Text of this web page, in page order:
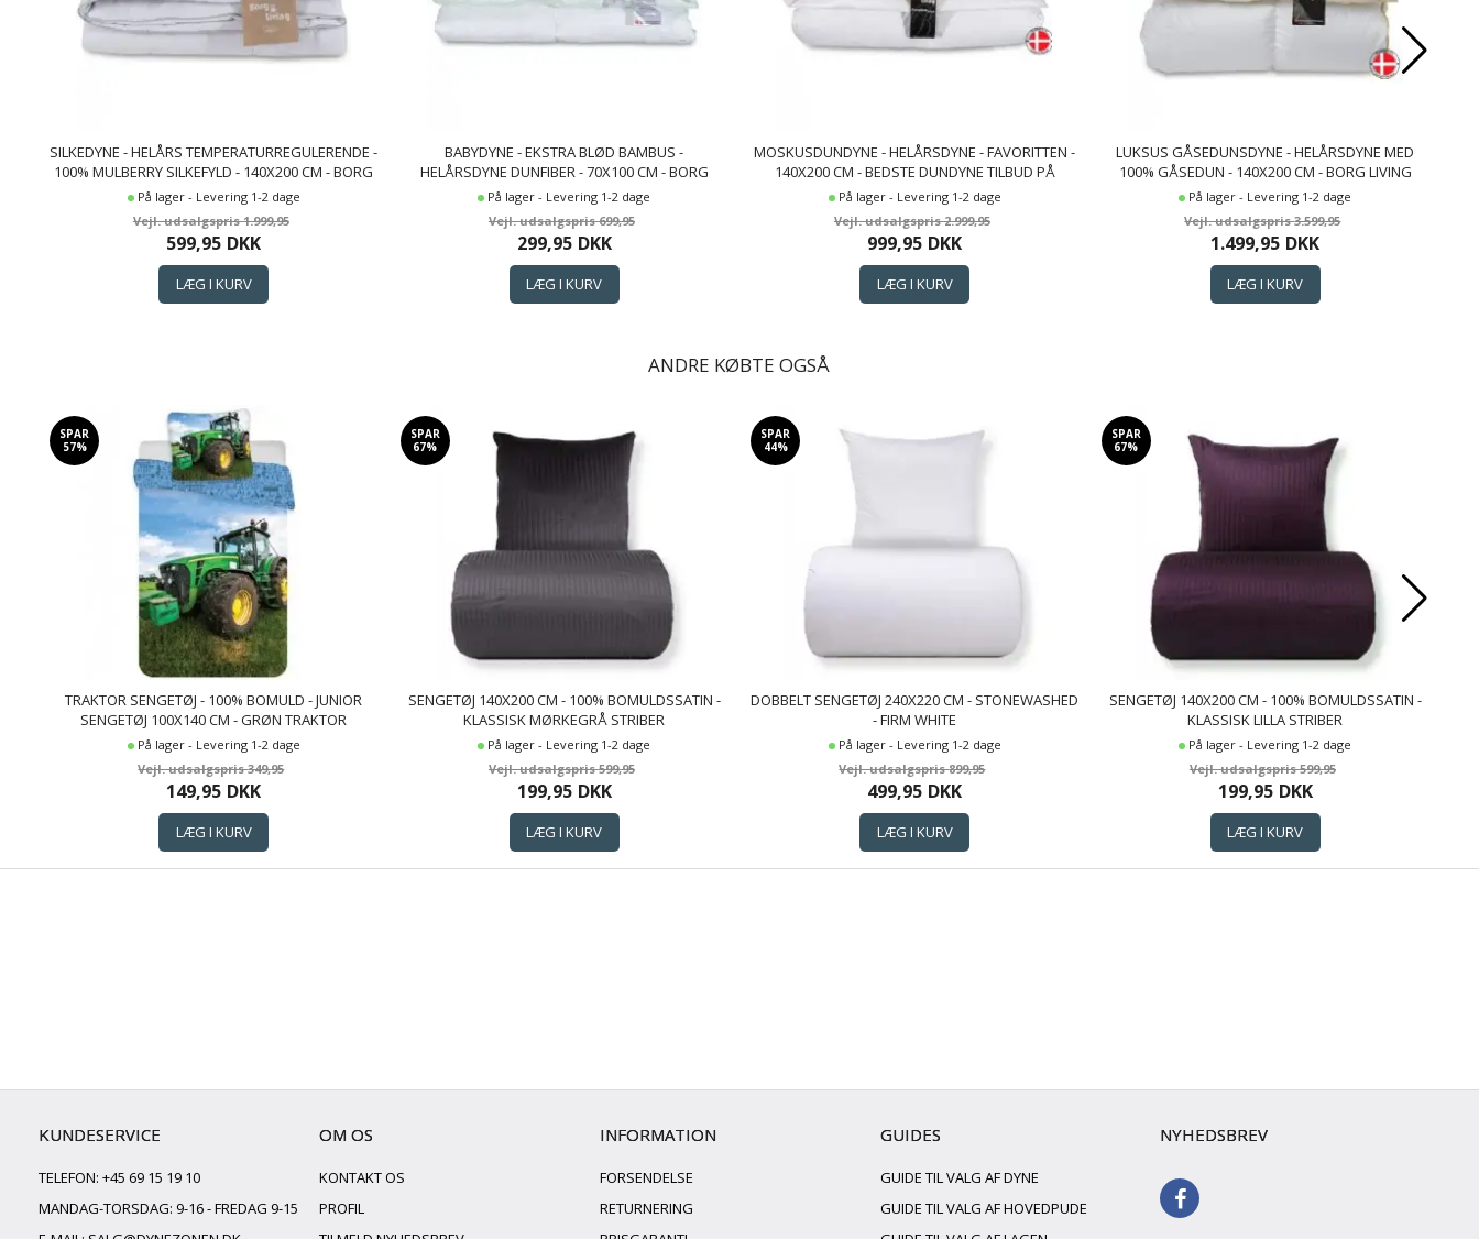
SILKEDYNE - HELÅRS TEMPERATURREGULERENDE -
100% MULBERRY SILKEFYLD - 140X200 CM - BORG
LIVING
På lager - Levering 1-2 dage
1.999,95
599,95 DKK
BABYDYNE - EKSTRA BLØD BAMBUS -
HELÅRSDYNE DUNFIBER - 70X100 CM - BORG
LIVING
På lager - Levering 1-2 dage
699,95
299,95 DKK
MOSKUSDUNDYNE - HELÅRSDYNE - FAVORITTEN -
140X200 CM - BEDSTE DUNDYNE TILBUD PÅ
MOSKUSDUN
På lager - Levering 1-2 dage
2.999,95
999,95 DKK
LUKSUS GÅSEDUNSDYNE - HELÅRSDYNE MED
100% GÅSEDUN - 140X200 CM - BORG LIVING
GULDDYNEN
På lager - Levering 1-2 dage
3.599,95
1.499,95 DKK
ANDRE KØBTE OGSÅ
SPAR
57%
TRAKTOR SENGETØJ - 100% BOMULD - JUNIOR
SENGETØJ 100X140 CM - GRØN TRAKTOR
På lager - Levering 1-2 dage
349,95
149,95 DKK
SPAR
67%
SENGETØJ 140X200 CM - 100% BOMULDSSATIN -
KLASSISK MØRKEGRÅ STRIBER
På lager - Levering 1-2 dage
599,95
199,95 DKK
SPAR
44%
DOBBELT SENGETØJ 240X220 CM - STONEWASHED
- FIRM WHITE
På lager - Levering 1-2 dage
899,95
499,95 DKK
SPAR
67%
SENGETØJ 140X200 CM - 100% BOMULDSSATIN -
KLASSISK LILLA STRIBER
På lager - Levering 1-2 dage
599,95
199,95 DKK
KUNDESERVICE
TELEFON: +45 69 15 19 10
MANDAG-TORSDAG: 9-16 - FREDAG 9-15
OM OS
KONTAKT OS
PROFIL
INFORMATION
FORSENDELSE
RETURNERING
GUIDES
GUIDE TIL VALG AF DYNE
GUIDE TIL VALG AF HOVEDPUDE
NYHEDSBREV